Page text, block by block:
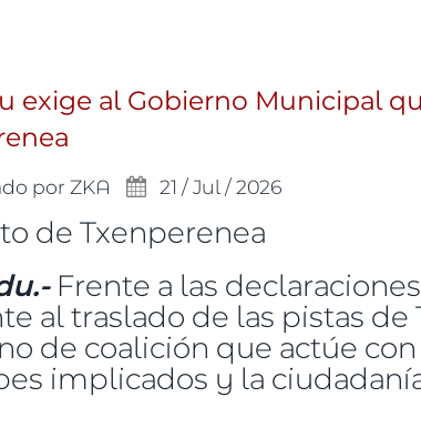
exige al Gobierno Municipal
por ZKA 21 / Jul / 2026
Frente a las
al traslado de las pistas
de coalición que actúe
implicados y la